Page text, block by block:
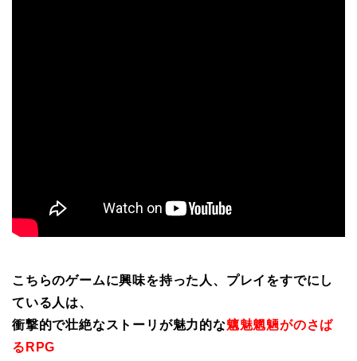
こちらのゲームに興味を持った人、プレイをすでにし
ている人は、
衝撃的で壮絶なストーリが魅力的な魑魅魍魎がのさば
るRPG